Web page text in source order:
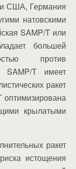
США, Германия
натовскими
SAMP/T или
большей
против
SAMP/T имеет
ракет
крылатыми
ракет
истощения